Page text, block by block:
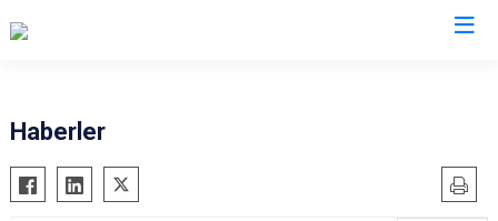
Ayvacık
Bayramiç
Haberler